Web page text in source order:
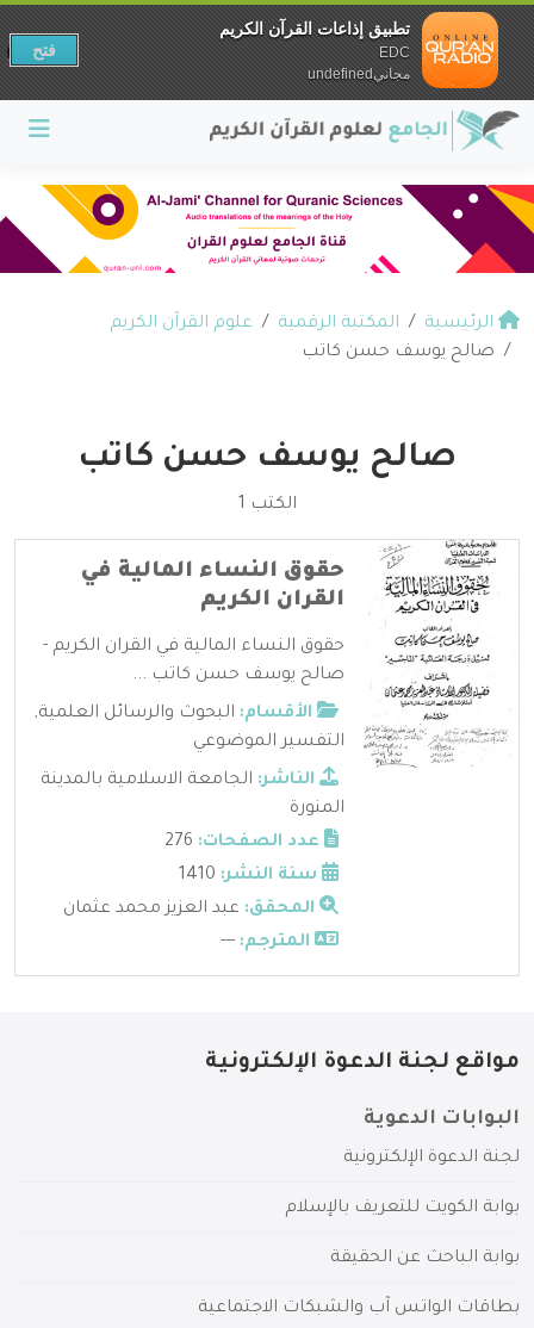
الرئيسية المكتبة الرقمية
علوم القرآن الكريم
صالح يوسف حسن كاتب
صالح يوسف حسن كاتب
الكتب 1
حقوق النساء المالية في
القران الكريم
حقوق النساء المالية في القران الكريم -
صالح يوسف حسن كاتب ...
الأقسام: البحوث والرسائل العلمية,
التفسير الموضوعي
الناشر: الجامعة الاسلامية بالمدينة
المنورة
عدد الصفحات:
سنة النشر:
المحقق: عبد العزيز محمد عثمان
المترجم: ---
مواقع لجنة الدعوة الإلكترونية
البوابات الدعوية
لجنة الدعوة الإلكترونية
بوابة الكويت للتعريف بالإسلام
بوابة الباحث عن الحقيقة
بطاقات الواتس آب والشبكات الاجتماعية
تطبيق إذاعات القرآن الكريم
EDC
مجانيundefined
فتح